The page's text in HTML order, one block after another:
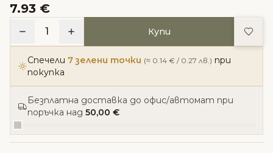
7.93 €
1 Купи
Спечели 7 зелени точки (≈ 0.14 € / 0.27 лв.) при
покупка
Безплатна доставка до офис/автомат при
поръчка над 50,00 €